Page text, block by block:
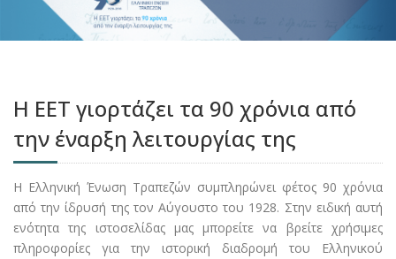
Η ΕΕΤ γιορτάζει τα 90 χρόνια από
την έναρξη λειτουργίας της
Η Ελληνική Ένωση Τραπεζών συμπληρώνει φέτος 90 χρόνια
από την ίδρυσή της τον Αύγουστο του 1928. Στην ειδική αυτή
ενότητα της ιστοσελίδας μας μπορείτε να βρείτε χρήσιμες
πληροφορίες για την ιστορική διαδρομή του Ελληνικού